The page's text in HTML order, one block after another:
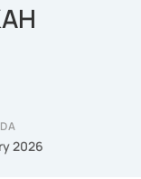
2026